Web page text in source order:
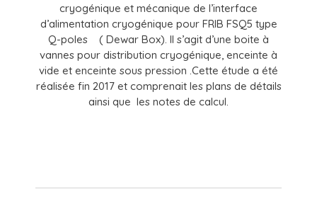
cryogénique et mécanique de l’interface
d’alimentation cryogénique pour FRIB FSQ5 type
Q-poles ( Dewar Box). Il s’agit d’une boite à
vannes pour distribution cryogénique, enceinte à
vide et enceinte sous pression .Cette étude a été
réalisée fin 2017 et comprenait les plans de détails
ainsi que les notes de calcul.